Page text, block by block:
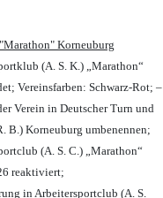
Korneuburg
(A. S. K.) „Marathon“
Vereinsfarben: Schwarz-Rot; –
Verein in Deutscher Turn und
B.) Korneuburg umbenennen;
(A. S. C.) „Marathon“
reaktiviert;
in Arbeitersportclub (A. S.